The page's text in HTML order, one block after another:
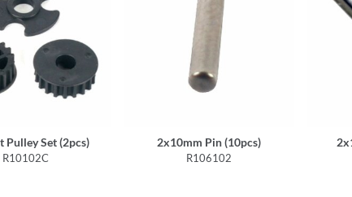
Pulley Set (2pcs)
R10102C
2x10mm Pin (10pcs)
R106102